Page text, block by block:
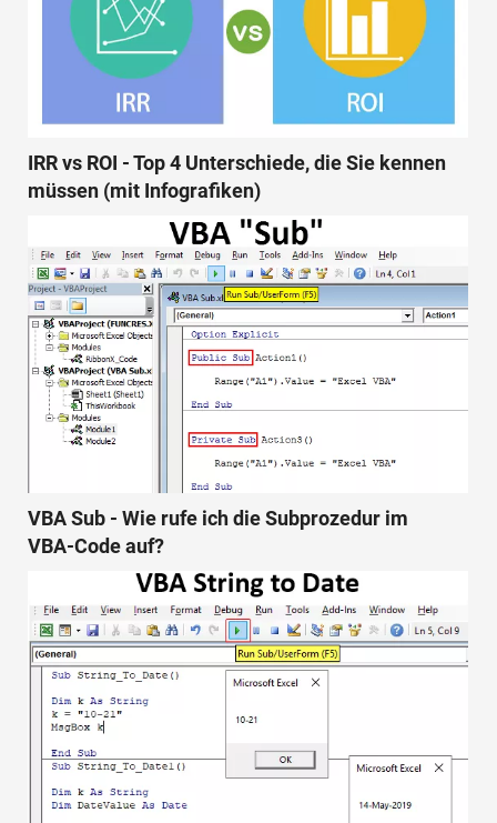
IRR vs ROI - Top 4 Unterschiede, die Sie kennen
müssen (mit Infografiken)
VBA Sub - Wie rufe ich die Subprozedur im
VBA-Code auf?